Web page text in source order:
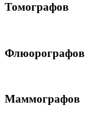
Томографов
Флюорографов
Маммографов